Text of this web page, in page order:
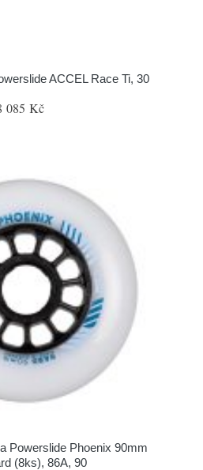
ACCEL Race Ti, 30
085 Kč
Powerslide Phoenix 90mm
(8ks), 86A, 90